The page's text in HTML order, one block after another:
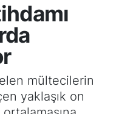
mültecilerin
yaklaşık on